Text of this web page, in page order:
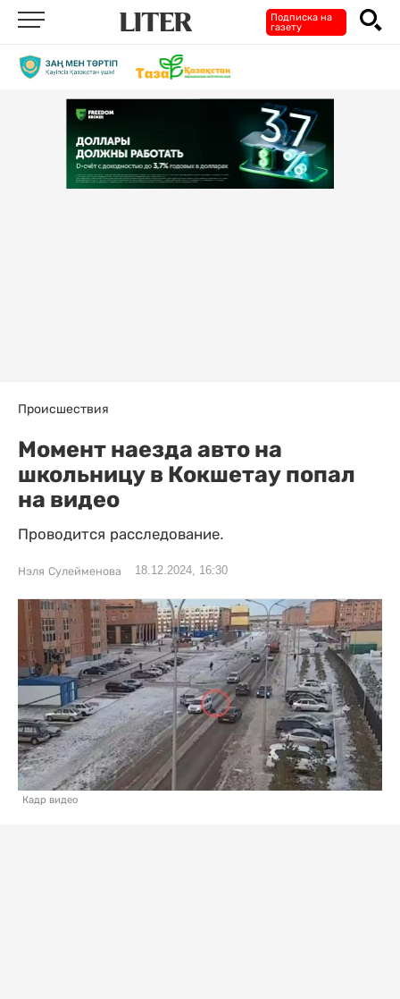
Подписка на
газету
Происшествия
Момент наезда авто на
школьницу в Кокшетау попал
на видео
Проводится расследование.
Нэля Сулейменова 18.12.2024, 16:30
Кадр видео